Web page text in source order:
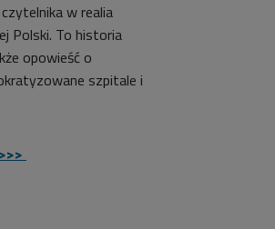
w realia
Polski. To historia
opowieść o
szpitale i